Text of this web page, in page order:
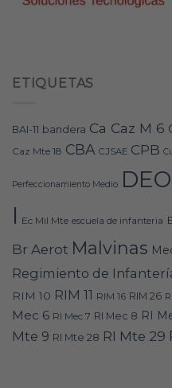
ETIQUETAS
BAI-11 bandera Ca Caz M 6
Caz Mte 18 CBA CJSAE CPB
Perfeccionamiento Medio
I Ec Mil Mte escuela de infanteria
Br Aerot Malvinas
Regimiento de
RIM 10 RIM 11 RIM 16 RIM 26
Mec 6 RI Mec 7 RI Mec 8 RI
Mte 9 RI Mte 28 RI Mte 29